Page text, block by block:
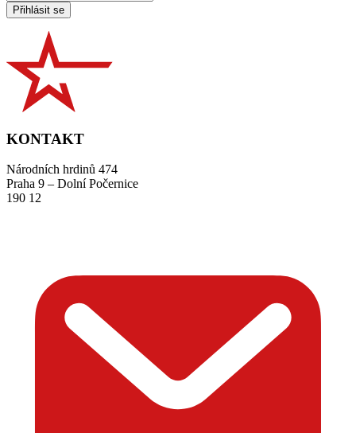
Přihlásit se
KONTAKT
Národních hrdinů 474
Praha 9 – Dolní Počernice
190 12